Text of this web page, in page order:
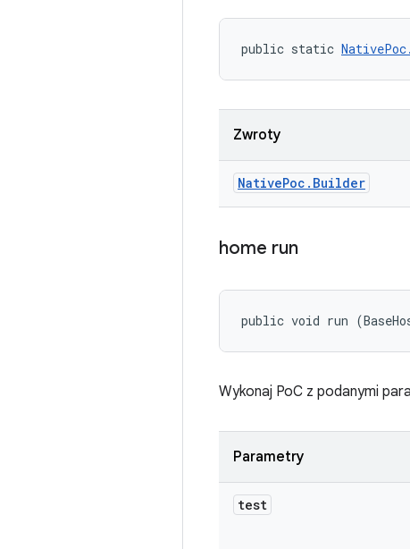
public static
Zwroty
NativePoc . Builder
home run
public void run
Wykonaj PoC z podanymi
Parametry
test